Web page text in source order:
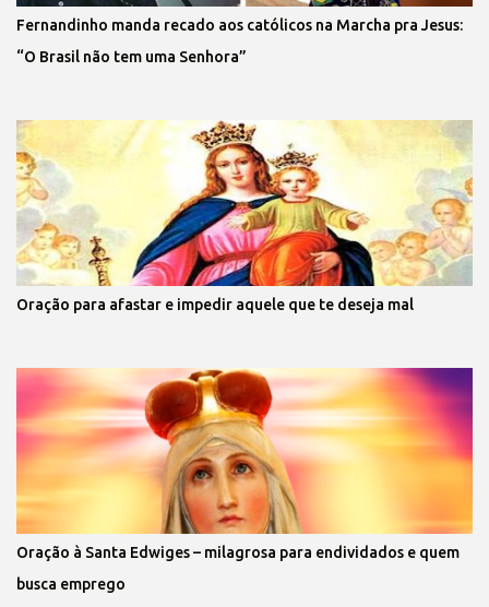
Fernandinho manda recado aos católicos na Marcha pra Jesus:
“O Brasil não tem uma Senhora”
Oração para afastar e impedir aquele que te deseja mal
Oração à Santa Edwiges – milagrosa para endividados e quem
busca emprego